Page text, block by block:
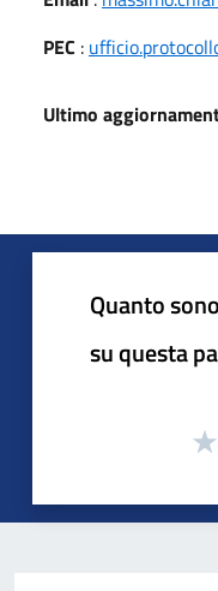
PEC :
Ultimo
Quanto
su questa